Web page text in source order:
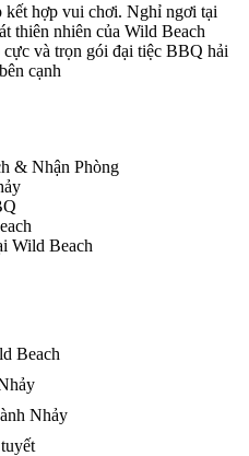
kết hợp vui chơi. Nghỉ ngơi tại
thiên nhiên của Wild Beach
và trọn gói đại tiệc BBQ hải
cạnh
& Nhận Phòng
Wild Beach
Beach
Nhảy